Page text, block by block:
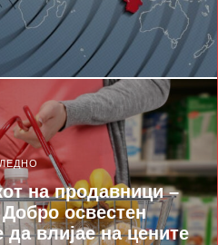
на продавници –
освестен
влијае на цените